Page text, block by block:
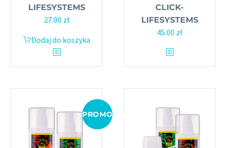
LIFESYSTEMS
Pierwotna
wynosiła:
29.99 zł.
27.00 złAktualna
wynosi:
Dodaj do koszyka
CLICK-
LIFESYSTEMS
45.00 zł
PROMOCJA!